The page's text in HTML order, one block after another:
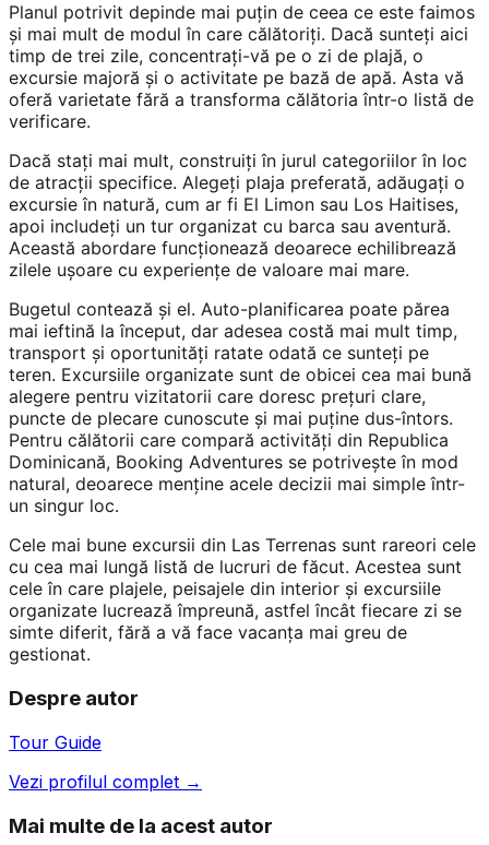
Planul potrivit depinde mai puțin de ceea ce este faimos
și mai mult de modul în care călătoriți. Dacă sunteți aici
timp de trei zile, concentrați-vă pe o zi de plajă, o
excursie majoră și o activitate pe bază de apă. Asta vă
oferă varietate fără a transforma călătoria într-o listă de
verificare.
Dacă stați mai mult, construiți în jurul categoriilor în loc
de atracții specifice. Alegeți plaja preferată, adăugați o
excursie în natură, cum ar fi El Limon sau Los Haitises,
apoi includeți un tur organizat cu barca sau aventură.
Această abordare funcționează deoarece echilibrează
zilele ușoare cu experiențe de valoare mai mare.
Bugetul contează și el. Auto-planificarea poate părea
mai ieftină la început, dar adesea costă mai mult timp,
transport și oportunități ratate odată ce sunteți pe
teren. Excursiile organizate sunt de obicei cea mai bună
alegere pentru vizitatorii care doresc prețuri clare,
puncte de plecare cunoscute și mai puține dus-întors.
Pentru călătorii care compară activități din Republica
Dominicană, Booking Adventures se potrivește în mod
natural, deoarece menține acele decizii mai simple într-
un singur loc.
Cele mai bune excursii din Las Terrenas sunt rareori cele
cu cea mai lungă listă de lucruri de făcut. Acestea sunt
cele în care plajele, peisajele din interior și excursiile
organizate lucrează împreună, astfel încât fiecare zi se
simte diferit, fără a vă face vacanța mai greu de
gestionat.
Despre autor
Tour Guide
Vezi profilul complet →
Mai multe de la acest autor